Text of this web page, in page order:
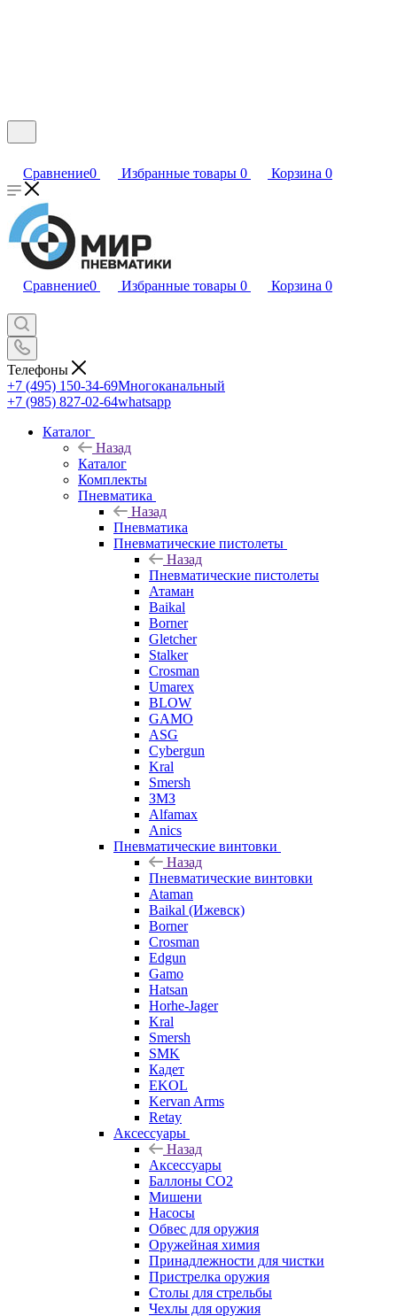
Сравнение0 Избранные товары 0 Корзина 0
Сравнение0 Избранные товары 0 Корзина 0
Телефоны
+7 (495) 150-34-69Многоканальный
+7 (985) 827-02-64whatsapp
Каталог
Назад
Каталог
Комплекты
Пневматика
Назад
Пневматика
Пневматические пистолеты
Назад
Пневматические пистолеты
Атаман
Baikal
Borner
Gletcher
Stalker
Crosman
Umarex
BLOW
GAMO
ASG
Cybergun
Kral
Smersh
ЗМЗ
Alfamax
Anics
Пневматические винтовки
Назад
Пневматические винтовки
Ataman
Baikal (Ижевск)
Borner
Crosman
Edgun
Gamo
Hatsan
Horhe-Jager
Kral
Smersh
SMK
Кадет
EKOL
Kervan Arms
Retay
Аксессуары
Назад
Аксессуары
Баллоны СО2
Мишени
Насосы
Обвес для оружия
Оружейная химия
Принадлежности для чистки
Пристрелка оружия
Столы для стрельбы
Чехлы для оружия